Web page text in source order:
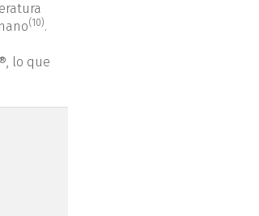
(10).
lo que